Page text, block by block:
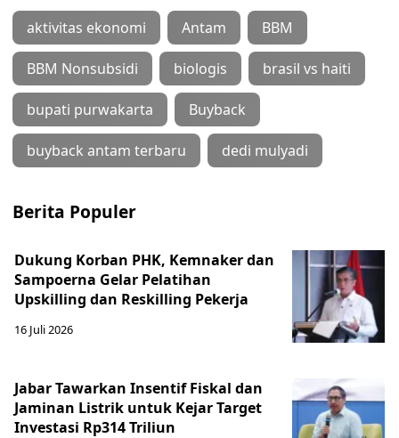
aktivitas ekonomi Antam BBM
BBM Nonsubsidi biologis brasil vs haiti
bupati purwakarta Buyback
buyback antam terbaru dedi mulyadi
Berita Populer
Dukung Korban PHK, Kemnaker dan
Sampoerna Gelar Pelatihan
Upskilling dan Reskilling Pekerja
16 Juli 2026
Jabar Tawarkan Insentif Fiskal dan
Jaminan Listrik untuk Kejar Target
Investasi Rp314 Triliun